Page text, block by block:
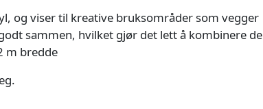
og viser til kreative bruksområder som vegger
sammen, hvilket gjør det lett å kombinere de
m bredde